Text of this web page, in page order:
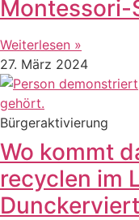
Montessori-
Weiterlesen »
27. März 2024
Bürgeraktivierung
Wo kommt
recyclen im